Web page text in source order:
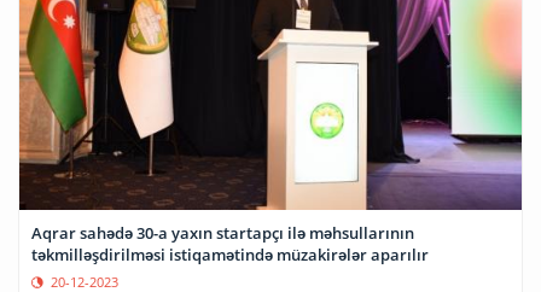
Aqrar sahədə 30-a yaxın startapçı ilə məhsullarının
təkmilləşdirilməsi istiqamətində müzakirələr aparılır
20-12-2023